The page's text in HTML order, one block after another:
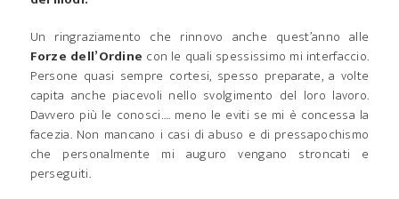
Un ringraziamento che rinnovo anche quest’anno alle
Forze dell’Ordine con le quali spessissimo mi interfaccio.
Persone quasi sempre cortesi, spesso preparate, a volte
capita anche piacevoli nello svolgimento del loro lavoro.
Davvero più le conosci…. meno le eviti se mi è concessa la
facezia. Non mancano i casi di abuso e di pressapochismo
che personalmente mi auguro vengano stroncati e
perseguiti.